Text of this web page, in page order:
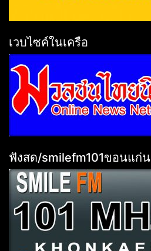
เวบไซค์ในเครือ
ฟังสด/smilefm101ขอนแก่น